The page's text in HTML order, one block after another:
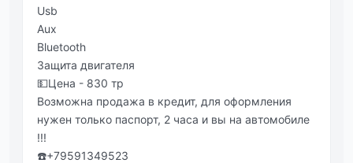
Usb
Aux
Bluetooth
Защита двигателя
💵Цена - 830 тр
Возможна продажа в кредит, для оформления
нужен только паспорт, 2 часа и вы на автомобиле
!!!
☎️+79591349523